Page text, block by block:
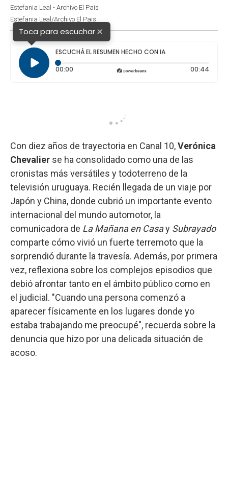
Estefania Leal - Archivo El Pais
Estefania Leal/Archivo El Pais
Toca para escuchar×
ESCUCHÁ EL RESUMEN HECHO CON IA
00:00 Tiempo transcurrido: 0 segundos 00:44
Con diez años de trayectoria en Canal 10,Verónica
Chevalier se ha consolidado como una de las
cronistas más versátiles y todoterreno de la
televisión uruguaya. Recién llegada de un viaje por
Japón y China, donde cubrió un importante evento
internacional del mundo automotor, la
comunicadora de La Mañana en Casay Subrayado
comparte cómo vivió un fuerte terremoto que la
sorprendió durante la travesía. Además, por primera
vez, reflexiona sobre los complejos episodios que
debió afrontar tanto en el ámbito público como en
el judicial. "Cuando una persona comenzó a
aparecer físicamente en los lugares donde yo
estaba trabajando me preocupé", recuerda sobre la
denuncia que hizo por una delicada situación de
acoso.